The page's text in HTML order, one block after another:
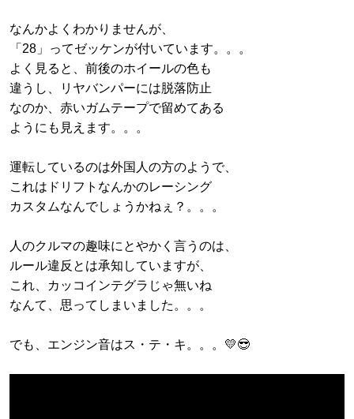
なんかよくわかりませんが、
「28」ってゼッケンが付いています。。。
よく見ると、前後のホイールの色も
違うし、リヤバンパーには脱落防止
なのか、赤いガムテープで留めてある
ようにも見えます。。。
運転しているのは外国人の方のようで、
これはドリフトなんかのレーシング
カスタムなんでしょうかねぇ？。。。
人のクルマの趣味にとやかく言うのは、
ルール違反とは承知していますが、
これ、カッコインテグラじゃ無いね
なんて、思ってしまいました。。。
でも、エンジン音はス・テ・キ。。。💛😎